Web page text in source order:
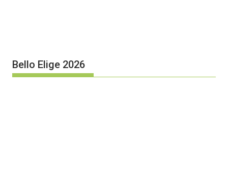
Bello Elige 2026